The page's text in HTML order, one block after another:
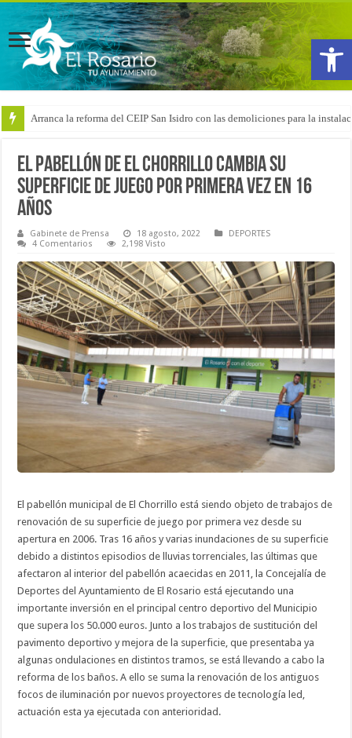
Abrir
Arranca la reforma del CEIP San Isidro con las demoliciones para la
El pabellón de El Chorrillo cambia su
superficie de juego por primera vez en 16
años
Gabinete de Prensa 18 agosto, 2022
DEPORTES
4 Comentarios
2,198 Visto
El pabellón municipal de El Chorrillo está siendo objeto de trabajos de
renovación de su superficie de juego por primera vez desde su
apertura en 2006. Tras 16 años y varias inundaciones de su superficie
debido a distintos episodios de lluvias torrenciales, las últimas que
afectaron al interior del pabellón acaecidas en 2011, la Concejalía de
Deportes del Ayuntamiento de El Rosario está ejecutando una
importante inversión en el principal centro deportivo del Municipio
que supera los 50.000 euros. Junto a los trabajos de sustitución del
pavimento deportivo y mejora de la superficie, que presentaba ya
algunas ondulaciones en distintos tramos, se está llevando a cabo la
reforma de los baños. A ello se suma la renovación de los antiguos
focos de iluminación por nuevos proyectores de tecnología led,
actuación esta ya ejecutada con anterioridad.